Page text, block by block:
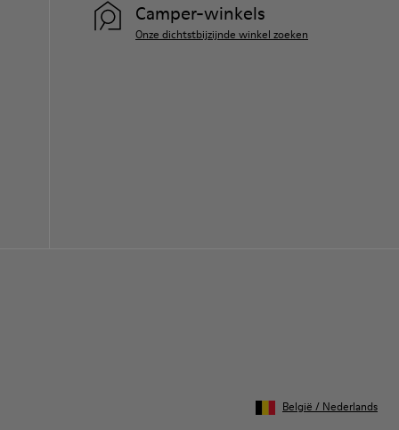
Camper-winkels
Onze dichtstbijzijnde winkel zoeken
België / Nederlands